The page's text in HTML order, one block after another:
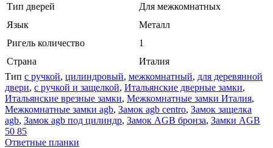
Тип дверей
Для межкомнатных
Язык
Металл
Ригель количество
1
Страна
Италия
Тип с ручкой, цилиндровый, межкомнатный, для деревянной
двери, с ручкой и защелкой, Итальянские дверные замки,
Итальянские врезные замки, Межкомнатные замки Италия,
Межкомнатные замки agb, Замок agb centro, Замок защелка
agb, Замок agb под цилиндр, Замок AGB бронза, Замки AGB
50 85
Ответные планки